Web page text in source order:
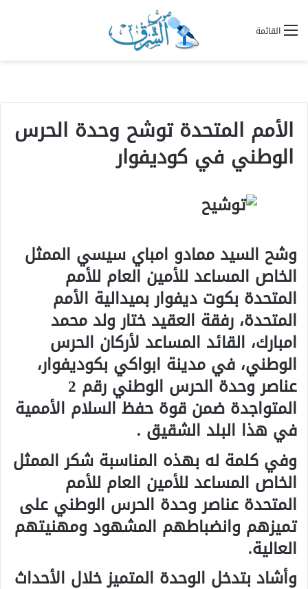
القائمة
الأمم المتحدة توشح وحدة الحرس
الوطني في كوديفوار
وشح السيد ممادو امباي سيسي الممثل
الخاص المساعد للأمين العام للأمم
المتحدة بكوت ديفوار بميدالية الأمم
المتحدة، رفقة العقيد ختار ولد محمد
امبارك، القائد المساعد لأركان الحرس
الوطني، في مدينة ابواكي بكوديفوار،
عناصر وحدة الحرس الوطني رقم 2
المتواجدة ضمن قوة حفظ السلام الأممية
في هذا البلد الشقيق .
وفي كلمة له بهذه المناسبة شكر الممثل
الخاص المساعد للأمين العام للأمم
المتحدة عناصر وحدة الحرس الوطني على
تميزهم وانضباطهم المشهود ومهنيتهم
العالية.
وأشاد بتدخل الوحدة المتميز خلال الأحداث